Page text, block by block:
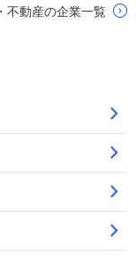
不動産の企業一覧